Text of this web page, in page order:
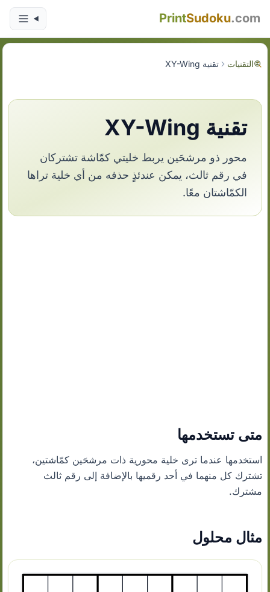
PrintSudoku.com
التقنيات تقنية XY-Wing
تقنية XY-Wing
محور ذو مرشحَين يربط خليتي كمّاشة تشتركان
في رقم ثالث، يمكن عندئذٍ حذفه من أي خلية تراها
الكمّاشتان معًا.
متى تستخدمها
استخدمها عندما ترى خلية محورية ذات مرشحَين كمّاشتين،
تشترك كل منهما في أحد رقميها بالإضافة إلى رقم ثالث
مشترك.
مثال محلول